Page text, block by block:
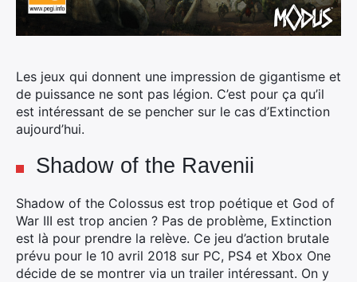
Les jeux qui donnent une impression de gigantisme et
de puissance ne sont pas légion. C’est pour ça qu’il
est intéressant de se pencher sur le cas d’Extinction
aujourd’hui.
Shadow of the Ravenii
Shadow of the Colossus est trop poétique et God of
War III est trop ancien ? Pas de problème, Extinction
est là pour prendre la relève. Ce jeu d’action brutale
prévu pour le 10 avril 2018 sur PC, PS4 et Xbox One
décide de se montrer via un trailer intéressant. On y